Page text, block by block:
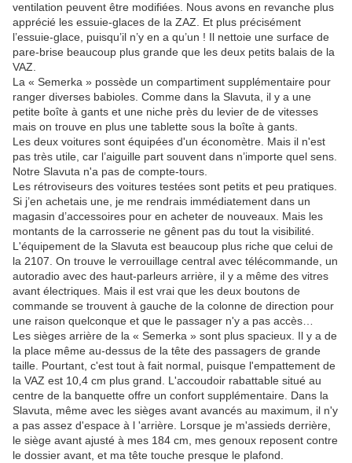
ventilation peuvent être modifiées. Nous avons en revanche plus
apprécié les essuie-glaces de la ZAZ. Et plus précisément
l’essuie-glace, puisqu’il n’y en a qu’un ! Il nettoie une surface de
pare-brise beaucoup plus grande que les deux petits balais de la
VAZ.
La « Semerka » possède un compartiment supplémentaire pour
ranger diverses babioles. Comme dans la Slavuta, il y a une
petite boîte à gants et une niche près du levier de de vitesses
mais on trouve en plus une tablette sous la boîte à gants.
Les deux voitures sont équipées d'un économètre. Mais il n'est
pas très utile, car l’aiguille part souvent dans n’importe quel sens.
Notre Slavuta n'a pas de compte-tours.
Les rétroviseurs des voitures testées sont petits et peu pratiques.
Si j’en achetais une, je me rendrais immédiatement dans un
magasin d’accessoires pour en acheter de nouveaux. Mais les
montants de la carrosserie ne gênent pas du tout la visibilité.
L'équipement de la Slavuta est beaucoup plus riche que celui de
la 2107. On trouve le verrouillage central avec télécommande, un
autoradio avec des haut-parleurs arrière, il y a même des vitres
avant électriques. Mais il est vrai que les deux boutons de
commande se trouvent à gauche de la colonne de direction pour
une raison quelconque et que le passager n'y a pas accès…
Les sièges arrière de la « Semerka » sont plus spacieux. Il y a de
la place même au-dessus de la tête des passagers de grande
taille. Pourtant, c'est tout à fait normal, puisque l'empattement de
la VAZ est 10,4 cm plus grand. L'accoudoir rabattable situé au
centre de la banquette offre un confort supplémentaire. Dans la
Slavuta, même avec les sièges avant avancés au maximum, il n'y
a pas assez d'espace à l 'arrière. Lorsque je m'assieds derrière,
le siège avant ajusté à mes 184 cm, mes genoux reposent contre
le dossier avant, et ma tête touche presque le plafond.